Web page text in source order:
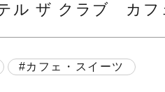
ル ザ クラブ カフ
カフェ・スイーツ